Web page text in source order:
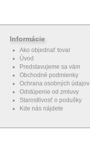
Informácie
Ako objednať tovar
Úvod
Predstavujeme sa vám
Obchodné podmienky
Ochrana osobných údajov
Odstúpenie od zmluvy
Starostlivosť o podušky
Kde nás nájdete